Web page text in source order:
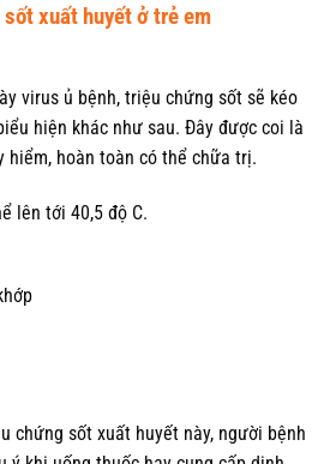
xuất huyết ở trẻ em
virus ủ bệnh, triệu chứng sốt sẽ kéo
hiện khác như sau. Đây được coi là
hiểm, hoàn toàn có thể chữa trị.
lên tới 40,5 độ C.
chứng sốt xuất huyết này, người bệnh